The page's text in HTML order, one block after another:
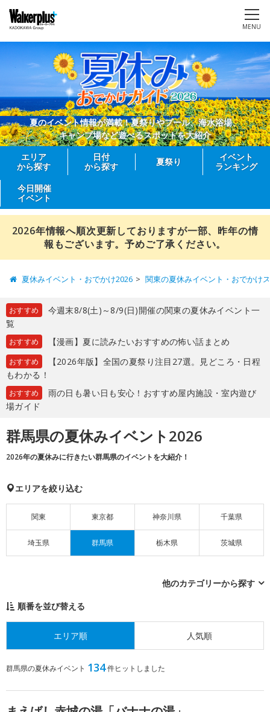
MENU
夏のイベント情報が満載！夏祭りやプール、海水浴場、
キャンプ場など遊べるスポットを大紹介
エリア
から探す
日付
から探す
夏祭り
イベント
ランキング
今日開催
イベント
2026年情報へ順次更新しておりますが一部、昨年の情
報もございます。予めご了承ください。
夏休みイベント・おでかけ2026 関東の夏休みイベント・おでかけ
おすすめ
今週末8/8(土)～8/9(日)開催の関東の夏休みイベント一
覧
おすすめ 【漫画】夏に読みたいおすすめの怖い話まとめ
おすすめ
【2026年版】全国の夏祭り注目27選。見どころ・日程
もわかる！
おすすめ
雨の日も暑い日も安心！おすすめ屋内施設・室内遊び
場ガイド
群馬県の夏休みイベント2026
2026年の夏休みに行きたい群馬県のイベントを大紹介！
エリアを絞り込む
関東 東京都 神奈川県 千葉県
埼玉県 群馬県 栃木県 茨城県
他のカテゴリーから探す
順番を並び替える
エリア順 人気順
群馬県の夏休みイベント 134件ヒットしました